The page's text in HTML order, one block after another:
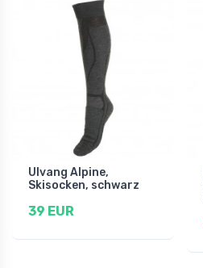
Ulvang Alpine,
Skisocken, schwarz
39 EUR